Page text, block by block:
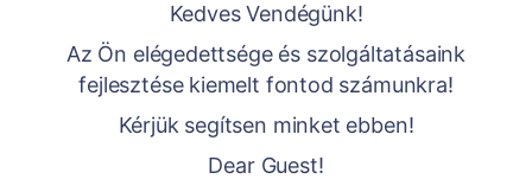
Kedves Vendégünk!
Az Ön elégedettsége és szolgáltatásaink
fejlesztése kiemelt fontod számunkra!
Kérjük segítsen minket ebben!
Dear Guest!